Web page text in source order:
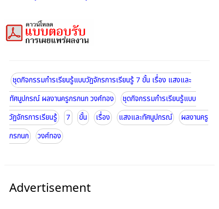
ชุดกิจกรรมกำรเรียนรู้แบบวัฏจักรการเรียนรู้ 7 ขั้น เรื่อง แสงและ
ทัศนูปกรณ์ ผลงานครูกรกนก วงศ์ทอง
ชุดกิจกรรมกำรเรียนรู้แบบ
วัฏจักรการเรียนรู้
7 ขั้น เรื่อง แสงและทัศนูปกรณ์
ผลงานครู
กรกนก
วงศ์ทอง
Advertisement